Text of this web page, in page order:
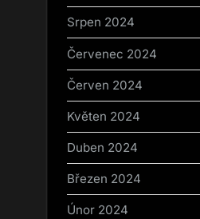
Srpen 2024
Červenec 2024
Červen 2024
Květen 2024
Duben 2024
Březen 2024
Únor 2024